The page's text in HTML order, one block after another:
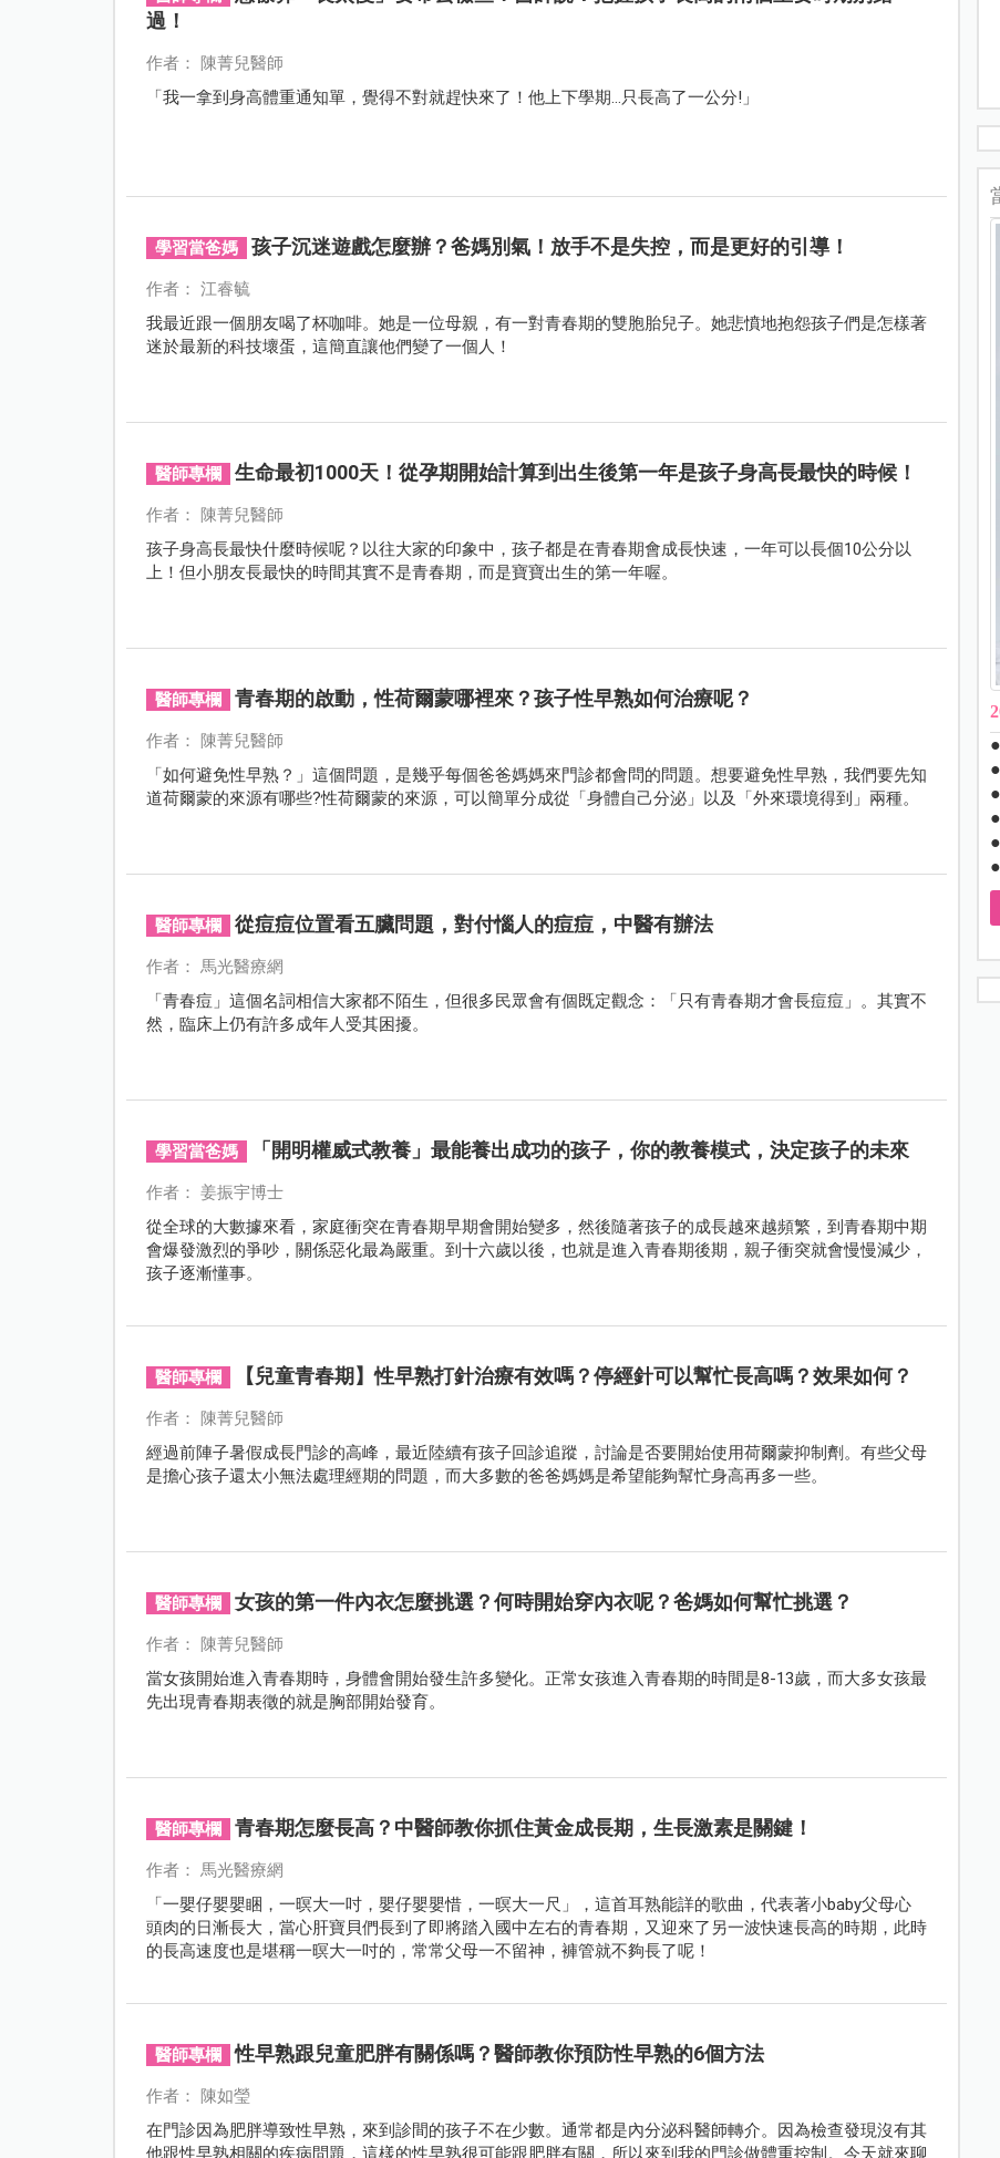
過！
作者： 陳菁兒醫師
「我一拿到身高體重通知單，覺得不對就趕快來了！他上下學期…只長高了一公分!」
學習當爸媽 孩子沉迷遊戲怎麼辦？爸媽別氣！放手不是失控，而是更好的引導！
作者： 江睿毓
我最近跟一個朋友喝了杯咖啡。她是一位母親，有一對青春期的雙胞胎兒子。她悲憤地抱怨孩子們是怎樣著
迷於最新的科技壞蛋，這簡直讓他們變了一個人！
醫師專欄 生命最初1000天！從孕期開始計算到出生後第一年是孩子身高長最快的時候！
作者： 陳菁兒醫師
孩子身高長最快什麼時候呢？以往大家的印象中，孩子都是在青春期會成長快速，一年可以長個10公分以
上！但小朋友長最快的時間其實不是青春期，而是寶寶出生的第一年喔。
醫師專欄 青春期的啟動，性荷爾蒙哪裡來？孩子性早熟如何治療呢？
作者： 陳菁兒醫師
「如何避免性早熟？」這個問題，是幾乎每個爸爸媽媽來門診都會問的問題。想要避免性早熟，我們要先知
道荷爾蒙的來源有哪些?性荷爾蒙的來源，可以簡單分成從「身體自己分泌」以及「外來環境得到」兩種。
醫師專欄 從痘痘位置看五臟問題，對付惱人的痘痘，中醫有辦法
作者： 馬光醫療網
「青春痘」這個名詞相信大家都不陌生，但很多民眾會有個既定觀念：「只有青春期才會長痘痘」。其實不
然，臨床上仍有許多成年人受其困擾。
學習當爸媽 「開明權威式教養」最能養出成功的孩子，你的教養模式，決定孩子的未來
作者： 姜振宇博士
從全球的大數據來看，家庭衝突在青春期早期會開始變多，然後隨著孩子的成長越來越頻繁，到青春期中期
會爆發激烈的爭吵，關係惡化最為嚴重。到十六歲以後，也就是進入青春期後期，親子衝突就會慢慢減少，
孩子逐漸懂事。
醫師專欄 【兒童青春期】性早熟打針治療有效嗎？停經針可以幫忙長高嗎？效果如何？
作者： 陳菁兒醫師
經過前陣子暑假成長門診的高峰，最近陸續有孩子回診追蹤，討論是否要開始使用荷爾蒙抑制劑。有些父母
是擔心孩子還太小無法處理經期的問題，而大多數的爸爸媽媽是希望能夠幫忙身高再多一些。
醫師專欄 女孩的第一件內衣怎麼挑選？何時開始穿內衣呢？爸媽如何幫忙挑選？
作者： 陳菁兒醫師
當女孩開始進入青春期時，身體會開始發生許多變化。正常女孩進入青春期的時間是8-13歲，而大多女孩最
先出現青春期表徵的就是胸部開始發育。
醫師專欄 青春期怎麼長高？中醫師教你抓住黃金成長期，生長激素是關鍵！
作者： 馬光醫療網
「一嬰仔嬰嬰睏，一暝大一吋，嬰仔嬰嬰惜，一暝大一尺」，這首耳熟能詳的歌曲，代表著小baby父母心
頭肉的日漸長大，當心肝寶貝們長到了即將踏入國中左右的青春期，又迎來了另一波快速長高的時期，此時
的長高速度也是堪稱一暝大一吋的，常常父母一不留神，褲管就不夠長了呢！
醫師專欄 性早熟跟兒童肥胖有關係嗎？醫師教你預防性早熟的6個方法
作者： 陳如瑩
在門診因為肥胖導致性早熟，來到診間的孩子不在少數。通常都是內分泌科醫師轉介。因為檢查發現沒有其
他跟性早熟相關的疾病問題，這樣的性早熟很可能跟肥胖有關，所以來到我的門診做體重控制。今天就來聊